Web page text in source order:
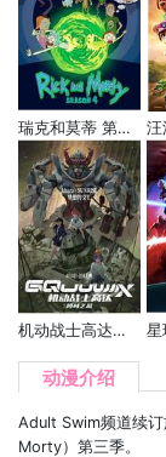
瑞克和莫蒂 第四季
机动战士高达：跨时之战
动漫介绍
Adult Swim频道续
Morty）第三季。